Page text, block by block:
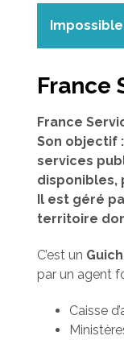
France
France
Son objectif
services
disponibles,
Il est géré
territoire
C’est un
par un agent
Caisse